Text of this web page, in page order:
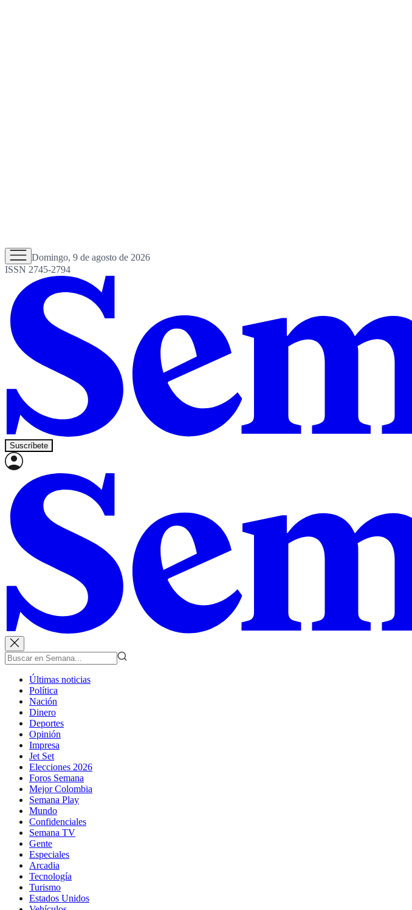
Domingo, 9 de agosto de 2026
ISSN 2745-2794
Suscríbete
Últimas noticias
Política
Nación
Dinero
Deportes
Opinión
Impresa
Jet Set
Elecciones 2026
Foros Semana
Mejor Colombia
Semana Play
Mundo
Confidenciales
Semana TV
Gente
Especiales
Arcadia
Tecnología
Turismo
Estados Unidos